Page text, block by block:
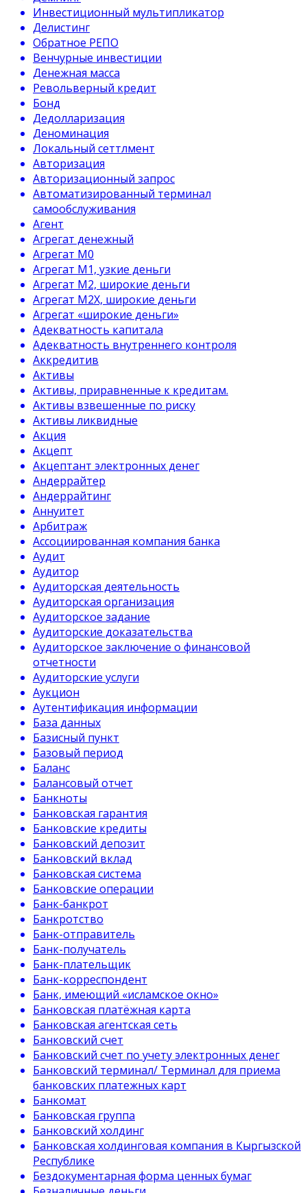
Инвестиционный мультипликатор
Делистинг
Обратное РЕПО
Венчурные инвестиции
Денежная масса
Револьверный кредит
Бонд
Дедолларизация
Деноминация
Локальный сеттлмент
Авторизация
Авторизационный запрос
Автоматизированный терминал
самообслуживания
Агент
Агрегат денежный
Агрегат М0
Агрегат М1, узкие деньги
Агрегат М2, широкие деньги
Агрегат М2Х, широкие деньги
Агрегат «широкие деньги»
Адекватность капитала
Адекватность внутреннего контроля
Аккредитив
Активы
Активы, приравненные к кредитам.
Активы взвешенные по риску
Активы ликвидные
Акция
Акцепт
Акцептант электронных денег
Андеррайтер
Андеррайтинг
Аннуитет
Арбитраж
Ассоциированная компания банка
Аудит
Аудитор
Аудиторская деятельность
Аудиторская организация
Аудиторское задание
Аудиторские доказательства
Аудиторское заключение о финансовой
отчетности
Аудиторские услуги
Аукцион
Аутентификация информации
База данных
Базисный пункт
Базовый период
Баланс
Балансовый отчет
Банкноты
Банковская гарантия
Банковские кредиты
Банковский депозит
Банковский вклад
Банковская система
Банковские операции
Банк-банкрот
Банкротство
Банк-отправитель
Банк-получатель
Банк-плательщик
Банк-корреспондент
Банк, имеющий «исламское окно»
Банковская платёжная карта
Банковская агентская сеть
Банковский счет
Банковский счет по учету электронных денег
Банковский терминал/ Терминал для приема
банковских платежных карт
Банкомат
Банковская группа
Банковский холдинг
Банковская холдинговая компания в Кыргызской
Республике
Бездокументарная форма ценных бумаг